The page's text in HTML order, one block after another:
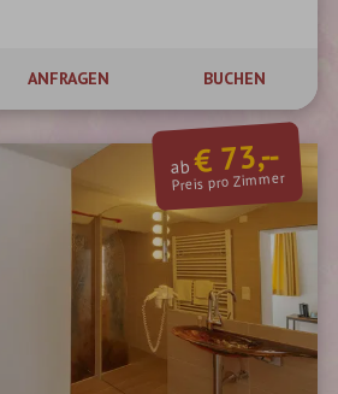
ANFRAGEN BUCHEN
ab€ 73,--
Preis pro Zimmer